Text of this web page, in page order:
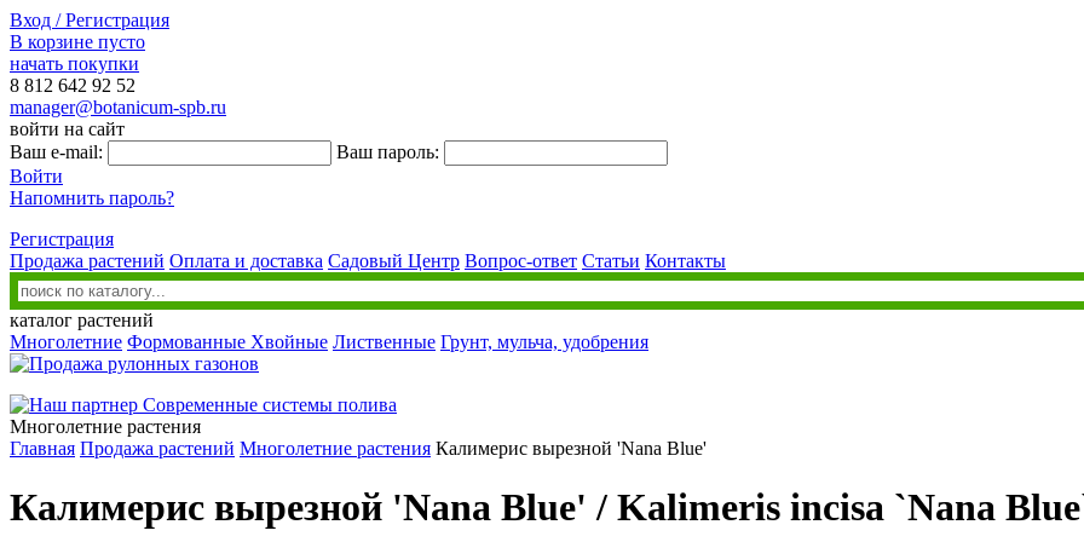
Вход / Регистрация
В корзине пусто
начать покупки
8 812 642 92 52
manager@botanicum-spb.ru
войти на сайт
Ваш e-mail:
Ваш пароль:
Войти
Напомнить пароль?
Регистрация
Продажа растений Оплата и доставка Садовый Центр Вопрос-ответ Статьи Контакты
каталог растений
Многолетние Формованные Хвойные Лиственные Грунт, мульча, удобрения
Многолетние растения
Главная Продажа растений Многолетние растения Калимерис вырезной 'Nana Blue'
Калимерис вырезной 'Nana Blue' / Kalimeris incisa `Nana